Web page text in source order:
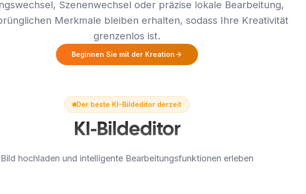
Szenenwechsel oder präzise lokale Bearbeitung,
Merkmale bleiben erhalten, sodass Ihre Kreativität
grenzenlos ist.
Beginnen Sie mit der Kreation
Der beste KI-Bildeditor derzeit
KI-Bildeditor
Bild hochladen und intelligente Bearbeitungsfunktionen erleben